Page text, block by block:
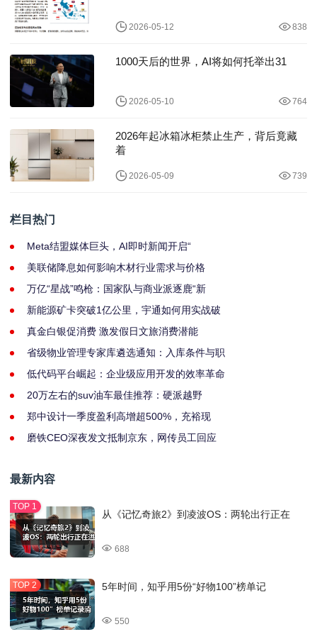
2026-05-12 838
1000天后的世界，AI将如何托举出31
2026-05-10 764
2026年起冰箱冰柜禁止生产，背后竟藏
着
2026-05-09 739
栏目热门
Meta结盟媒体巨头，AI即时新闻开启“
美联储降息如何影响木材行业需求与价格
万亿“星战”鸣枪：国家队与商业派逐鹿“新
新能源矿卡突破1亿公里，宇通如何用实战破
真金白银促消费 激发假日文旅消费潜能
省级物业管理专家库遴选通知：入库条件与职
低代码平台崛起：企业级应用开发的效率革命
20万左右的suv油车最佳推荐：硬派越野
郑中设计一季度盈利高增超500%，充裕现
磨铁CEO深夜发文抵制京东，网传员工回应
最新内容
从《记忆奇旅2》到凌波OS：两轮出行正在
688
5年时间，知乎用5份“好物100”榜单记
550